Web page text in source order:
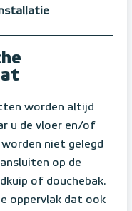
worden altijd
u de vloer en/of
niet gelegd
op de
of douchebak.
oppervlak dat ook